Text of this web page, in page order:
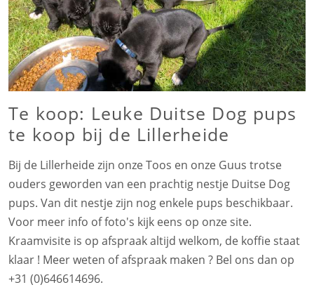
Te koop: Leuke Duitse Dog pups
te koop bij de Lillerheide
Bij de Lillerheide zijn onze Toos en onze Guus trotse
ouders geworden van een prachtig nestje Duitse Dog
pups. Van dit nestje zijn nog enkele pups beschikbaar.
Voor meer info of foto's kijk eens op onze site.
Kraamvisite is op afspraak altijd welkom, de koffie staat
klaar ! Meer weten of afspraak maken ? Bel ons dan op
+31 (0)646614696.